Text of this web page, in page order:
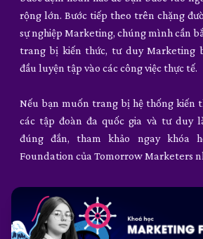
rộng lớn. Bước tiếp theo trên chặng
sự nghiệp Marketing, chúng mình cần
trang bị kiến thức, tư duy Marketing
đầu luyện tập vào các công việc thực tế.
Nếu bạn muốn trang bị hệ thống kiến
các tập đoàn đa quốc gia và tư duy
đúng đắn, tham khảo ngay khóa
Foundation của Tomorrow Marketers